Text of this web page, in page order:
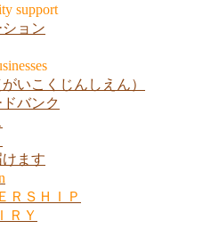
support
ョン
いこくじんしえん）
バンク
ます
ＲＳＨＩＰ
ＲＹ